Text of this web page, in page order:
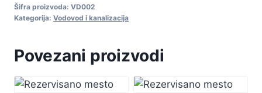
količina
Šifra proizvoda: VD002
Kategorija: Vodovod i kanalizacija
Povezani proizvodi